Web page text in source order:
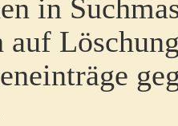
in
auf